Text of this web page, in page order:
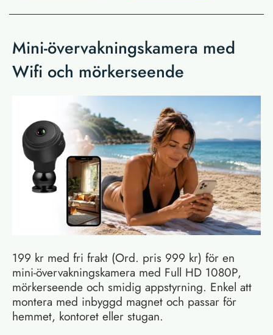
Mini-övervakningskamera med
Wifi och mörkerseende
199 kr med fri frakt (Ord. pris 999 kr) för en
mini-övervakningskamera med Full HD 1080P,
mörkerseende och smidig appstyrning. Enkel att
montera med inbyggd magnet och passar för
hemmet, kontoret eller stugan.